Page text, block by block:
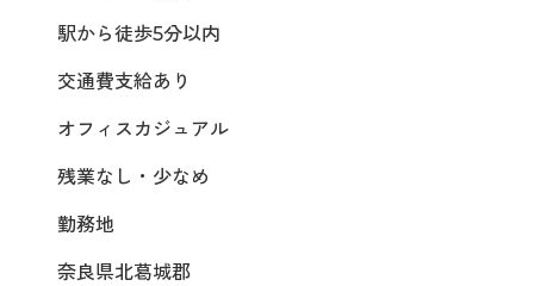
駅から徒歩5分以内
交通費支給あり
オフィスカジュアル
残業なし・少なめ
勤務地
奈良県北葛城郡